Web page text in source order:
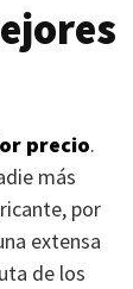
precio.
más
por
extensa
de los